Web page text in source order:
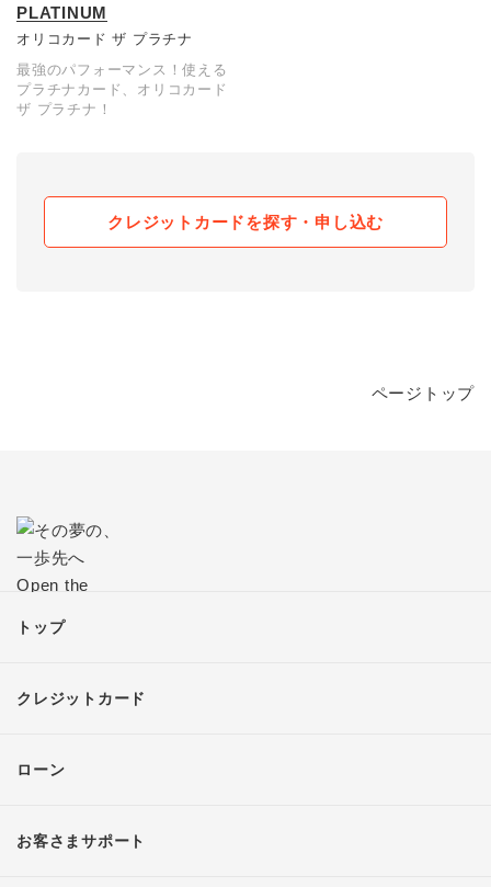
PLATINUM
オリコカード ザ プラチナ
最強のパフォーマンス！使える
プラチナカード、オリコカード
ザ プラチナ！
クレジットカードを探す・申し込む
ページトップ
トップ
クレジットカード
ローン
お客さまサポート